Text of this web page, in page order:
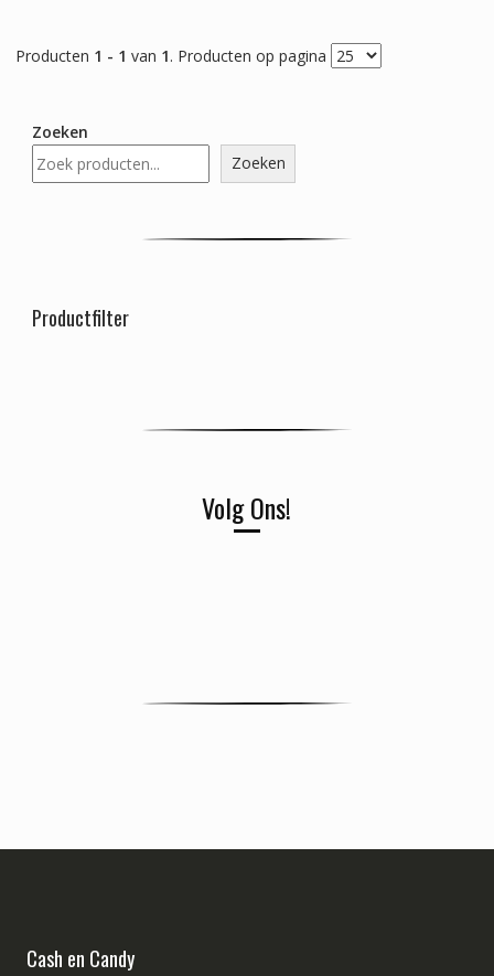
Producten 1 - 1 van 1. Producten op pagina
Zoeken
Zoeken
Productfilter
Volg Ons!
Cash en Candy